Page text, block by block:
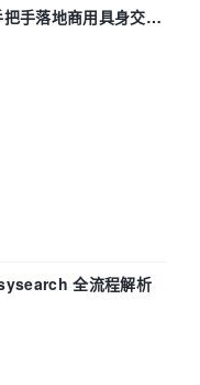
手落地商用具身交互
全流程解析